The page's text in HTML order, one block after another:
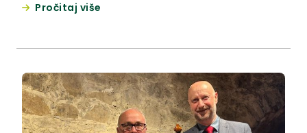
ravnatelji osnovnih i srednjih škola Krapinsko-
raspravljali...
Pročitaj više